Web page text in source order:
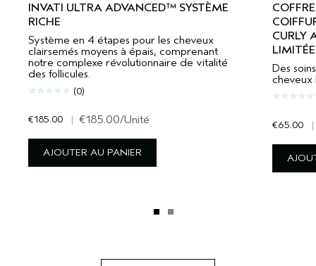
INVATI ULTRA ADVANCED™ SYSTÈME
RICHE
Système en 4 étapes pour les cheveux
clairsemés moyens à épais, comprenant
notre complexe révolutionnaire de vitalité
des follicules.
(0)
€185.00 | €185.00/Unité
AJOUTER AU PANIER
CURLY
LIMITÉE
Des
cheveux
€65.00 |